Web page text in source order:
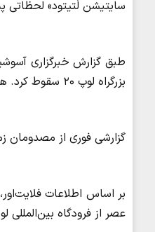
سایتیشن لَتیتود» لحظاتی
بزرگراه لوپ ۲۰ سقوط کرد. هنوز روشن نیست فردی که جان باخته در هواپیما بوده یا روی زمین.
گزارشی فوری از مصدومان
عصر از فرودگاه